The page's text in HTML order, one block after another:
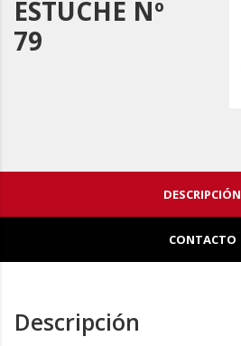
ESTUCHE Nº
79
DESCRIPCIÓN
CONTACTO
Descripción